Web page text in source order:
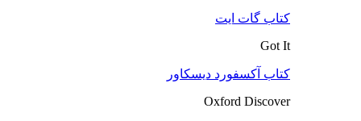
کتاب گات ایت
Got It
کتاب آکسفورد دیسکاور
Oxford Discover